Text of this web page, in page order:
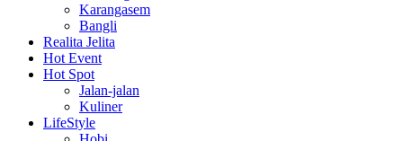
Karangasem
Bangli
Realita Jelita
Hot Event
Hot Spot
Jalan-jalan
Kuliner
LifeStyle